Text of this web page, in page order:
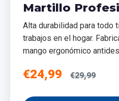
Martillo
Alta durabilidad para todo
trabajos en el hogar.
mango ergonómico
€24,99 €29,99